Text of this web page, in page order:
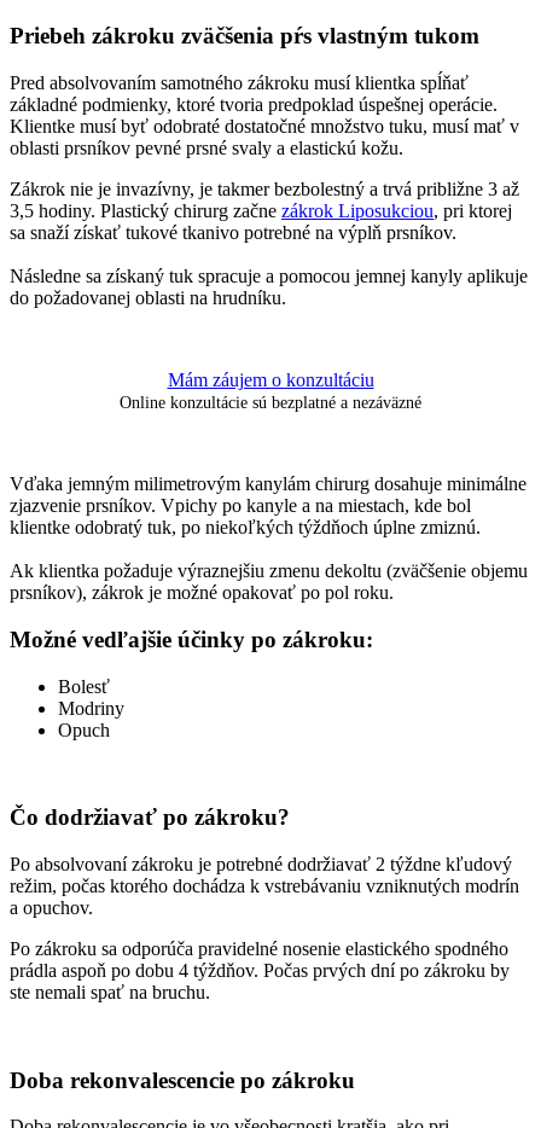
Priebeh zákroku zväčšenia pŕs vlastným tukom
Pred absolvovaním samotného zákroku musí klientka spĺňať
základné podmienky, ktoré tvoria predpoklad úspešnej operácie.
Klientke musí byť odobraté dostatočné množstvo tuku, musí mať v
oblasti prsníkov pevné prsné svaly a elastickú kožu.
Zákrok nie je invazívny, je takmer bezbolestný a trvá približne 3 až
3,5 hodiny. Plastický chirurg začne zákrok Liposukciou, pri ktorej
sa snaží získať tukové tkanivo potrebné na výplň prsníkov.
Následne sa získaný tuk spracuje a pomocou jemnej kanyly aplikuje
do požadovanej oblasti na hrudníku.
Mám záujem o konzultáciu
Online konzultácie sú bezplatné a nezáväzné
Vďaka jemným milimetrovým kanylám chirurg dosahuje minimálne
zjazvenie prsníkov. Vpichy po kanyle a na miestach, kde bol
klientke odobratý tuk, po niekoľkých týždňoch úplne zmiznú.
Ak klientka požaduje výraznejšiu zmenu dekoltu (zväčšenie objemu
prsníkov), zákrok je možné opakovať po pol roku.
Možné vedľajšie účinky po zákroku:
Bolesť
Modriny
Opuch
Čo dodržiavať po zákroku?
Po absolvovaní zákroku je potrebné dodržiavať 2 týždne kľudový
režim, počas ktorého dochádza k vstrebávaniu vzniknutých modrín
a opuchov.
Po zákroku sa odporúča pravidelné nosenie elastického spodného
prádla aspoň po dobu 4 týždňov. Počas prvých dní po zákroku by
ste nemali spať na bruchu.
Doba rekonvalescencie po zákroku